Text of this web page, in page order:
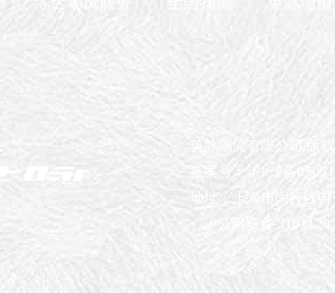
英脉物流有限公司 版
备案号：沪ICP备
地址：上海市闵行区
沪公网安备